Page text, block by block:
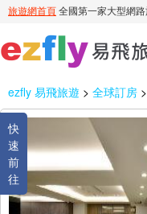
ezfly 易飛旅遊 > 全球訂房 >
快
速
前
往